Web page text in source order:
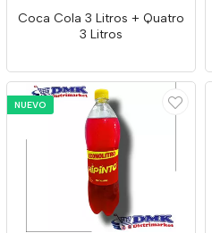
Coca Cola 3 Litros + Quatro
3 Litros
NUEVO